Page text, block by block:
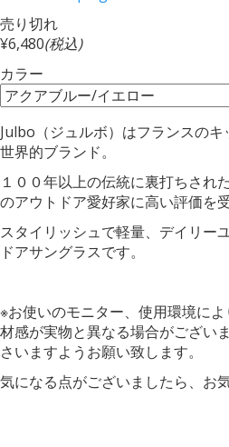
売り切れ
¥6,480(税込)
カラー
Julbo（ジュルボ）はフランスの
世界的ブランド。
１００年以上の伝統に裏打ちされ
のアウトドア愛好家に高い評価を
スタイリッシュで軽量、デイリー
ドアサングラスです。
※お使いのモニター、使用環境に
材感が実物と異なる場合がござい
さいますようお願い致します。
気になる点がございましたら、お